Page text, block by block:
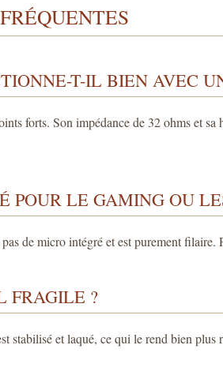
T-IL BIEN AVEC
forts. Son impédance de 32 ohms et
POUR LE GAMING OU
de micro intégré et est purement
FRAGILE ?
stabilisé et laqué, ce qui le rend bien